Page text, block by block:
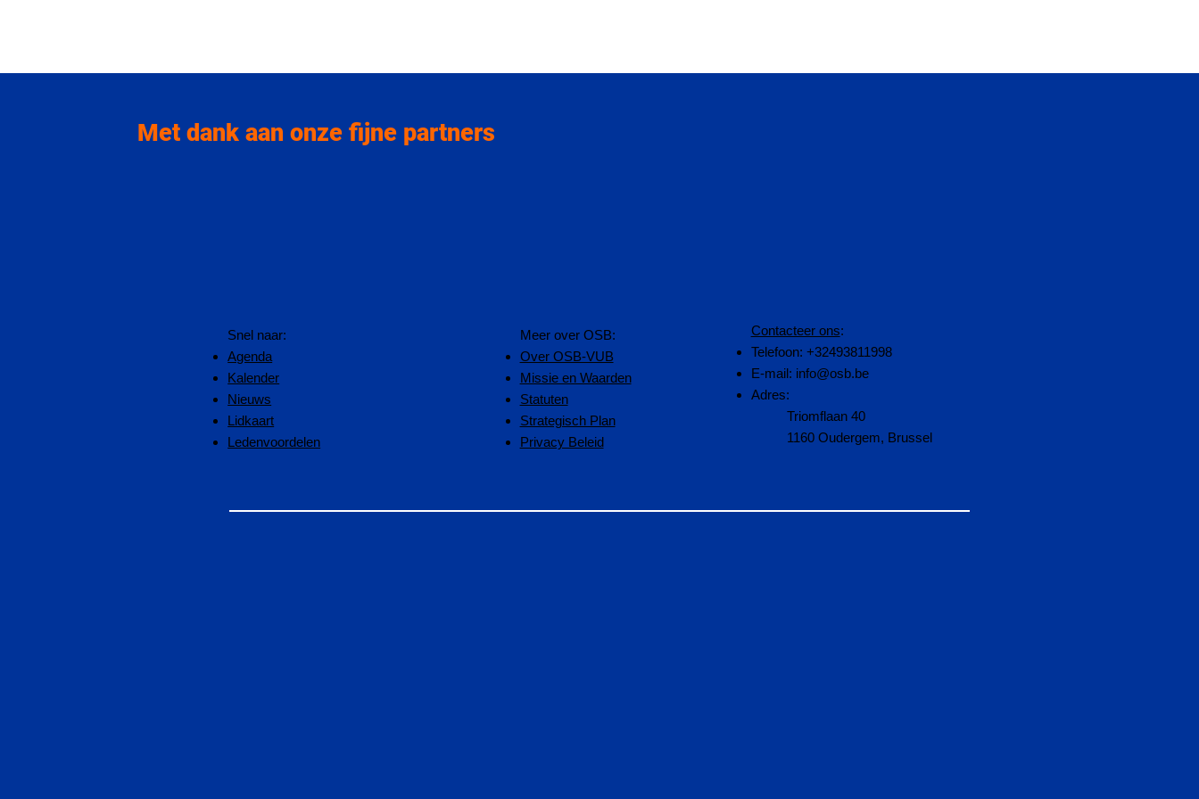
Met dank aan onze fijne partners
Snel naar:
Agenda
Kalender
Nieuws
Lidkaart
Ledenvoordelen
​Meer over OSB:
Over OSB-VUB
Missie en Waarden
Statuten
Strategisch Plan
Privacy Beleid
Contacteer ons:
Telefoon: +32493811998
E-mail: info@osb.be
Adres:
Triomflaan 40
1160 Oudergem, Brussel